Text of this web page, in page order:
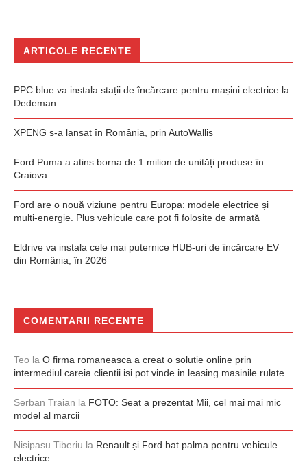
ARTICOLE RECENTE
PPC blue va instala stații de încărcare pentru mașini electrice la
Dedeman
XPENG s-a lansat în România, prin AutoWallis
Ford Puma a atins borna de 1 milion de unități produse în
Craiova
Ford are o nouă viziune pentru Europa: modele electrice și
multi-energie. Plus vehicule care pot fi folosite de armată
Eldrive va instala cele mai puternice HUB-uri de încărcare EV
din România, în 2026
COMENTARII RECENTE
Teo la O firma romaneasca a creat o solutie online prin
intermediul careia clientii isi pot vinde in leasing masinile rulate
Serban Traian la FOTO: Seat a prezentat Mii, cel mai mai mic
model al marcii
Nisipasu Tiberiu la Renault și Ford bat palma pentru vehicule
electrice